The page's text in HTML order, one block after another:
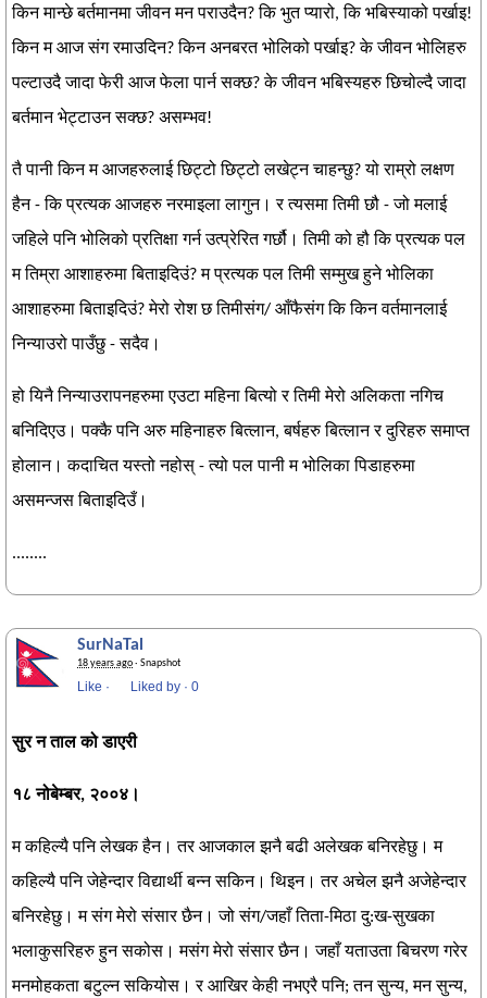
किन मान्छे बर्तमानमा जीवन मन पराउदैन? कि भुत प्यारो, कि भबिस्याको पर्खाइ!
किन म आज संग रमाउदिन? किन अनबरत भोलिको पर्खाइ? के जीवन भोलिहरु
पल्टाउदै जादा फेरी आज फेला पार्न सक्छ? के जीवन भबिस्यहरु छिचोल्दै जादा
बर्तमान भेट्टाउन सक्छ? असम्भव!
तै पानी किन म आजहरुलाई छिट्टो छिट्टो लखेट्न चाहन्छु? यो राम्रो लक्षण
हैन - कि प्रत्यक आजहरु नरमाइला लागुन। र त्यसमा तिमी छौ - जो मलाई
जहिले पनि भोलिको प्रतिक्षा गर्न उत्प्रेरित गर्छौ। तिमी को हौ कि प्रत्यक पल
म तिम्रा आशाहरुमा बिताइदिउं? म प्रत्यक पल तिमी सम्मुख हुने भोलिका
आशाहरुमा बिताइदिउं? मेरो रोश छ तिमीसंग/ आँफैसंग कि किन वर्तमानलाई
निन्याउरो पाउँछु - सदैव।
हो यिनै निन्याउरापनहरुमा एउटा महिना बित्यो र तिमी मेरो अलिकता नगिच
बनिदिएउ। पक्कै पनि अरु महिनाहरु बित्लान, बर्षहरु बित्लान र दुरिहरु समाप्त
होलान। कदाचित यस्तो नहोस् - त्यो पल पानी म भोलिका पिडाहरुमा
असमन्जस बिताइदिउँ।
........
SurNaTal
18 years ago· Snapshot
Like · Liked by · 0
सुर न ताल को डाएरी
१८ नोबेम्बर, २००४।
म कहिल्यै पनि लेखक हैन। तर आजकाल झनै बढी अलेखक बनिरहेछु। म
कहिल्यै पनि जेहेन्दार विद्यार्थी बन्न सकिन। थिइन। तर अचेल झनै अजेहेन्दार
बनिरहेछु। म संग मेरो संसार छैन। जो संग/जहाँ तिता-मिठा दु:ख-सुखका
भलाकुसरिहरु हुन सकोस। मसंग मेरो संसार छैन। जहाँ यताउता बिचरण गरेर
मनमोहकता बटुल्न सकियोस। र आखिर केही नभएरै पनि; तन सुन्य, मन सुन्य,